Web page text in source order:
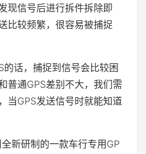
现信号后进行拆件拆除即
比较频繁，很容易被捕捉
话，捕捉到信号会比较困
普通GPS差别不大，我们需
当GPS发送信号时就能知道
新研制的一款车行专用GP